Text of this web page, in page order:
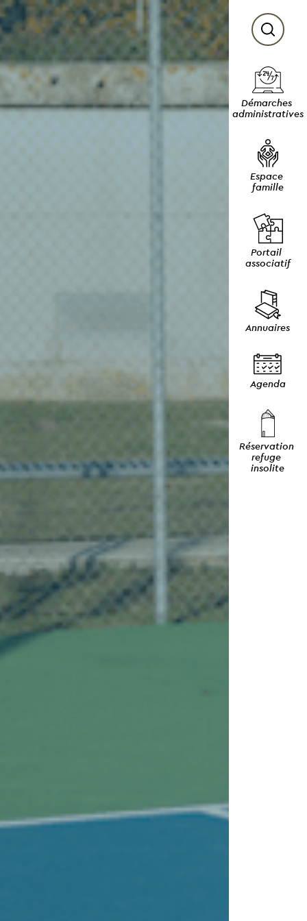
Démarches
administratives
Espace
famille
Portail
associatif
Annuaires
Agenda
Réservation
refuge
insolite